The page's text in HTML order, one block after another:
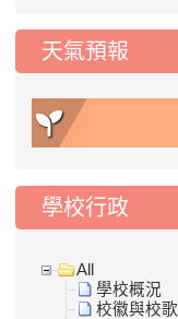
天氣預報
學校行政
All
學校概況
校徽與校歌